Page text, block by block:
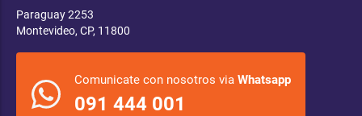
Paraguay 2253
Montevideo, CP, 11800
Comunicate con nosotros via Whatsapp
091 444 001